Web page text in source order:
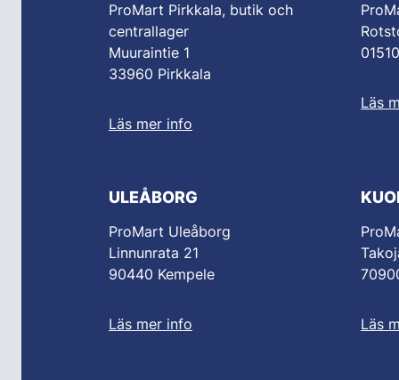
ProMart Pirkkala, butik och
centrallager
Muuraintie 1
33960 Pirkkala
Läs mer info
Läs
ULEÅBORG
ProMart Uleåborg
Linnunrata 21
90440 Kempele
Läs mer info Läs